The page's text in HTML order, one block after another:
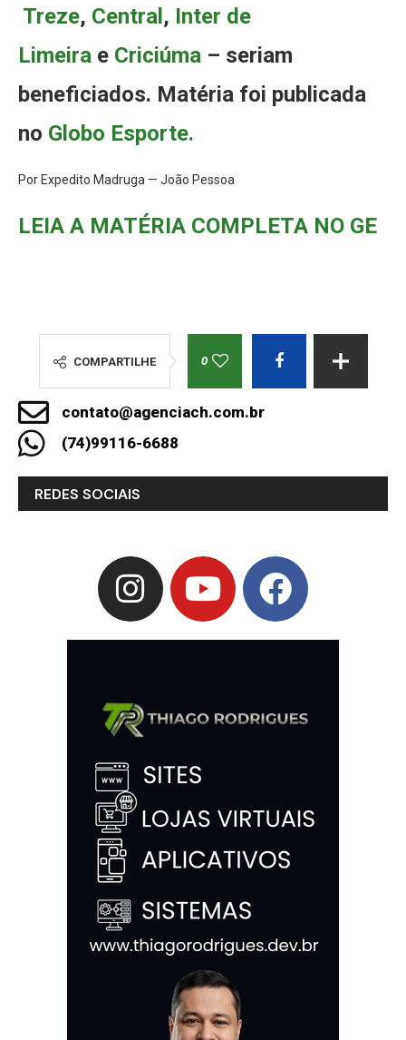
Treze, Central , Inter de
Limeira e Criciúma – seriam
beneficiados. Matéria foi publicada
no Globo Esporte.
Por Expedito Madruga — João Pessoa
LEIA A MATÉRIA COMPLETA NO GE
COMPARTILHE 0
contato@agenciach.com.br
(74)99116-6688
REDES SOCIAIS